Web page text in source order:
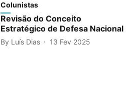
Colunistas
Revisão do Conceito
Estratégico de Defesa Nacional
By Luís Dias 13 Fev 2025